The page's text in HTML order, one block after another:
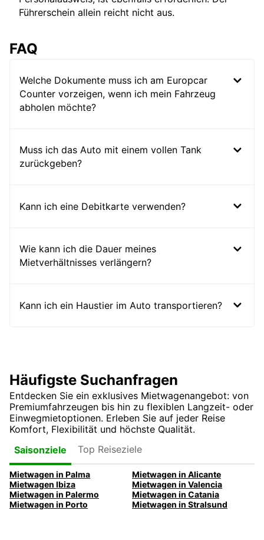
Führerschein allein reicht nicht aus.
FAQ
Welche Dokumente muss ich am Europcar
Counter vorzeigen, wenn ich mein Fahrzeug
abholen möchte?
Muss ich das Auto mit einem vollen Tank
zurückgeben?
Kann ich eine Debitkarte verwenden?
Wie kann ich die Dauer meines
Mietverhältnisses verlängern?
Kann ich ein Haustier im Auto transportieren?
Häufigste Suchanfragen
Entdecken Sie ein exklusives Mietwagenangebot: von
Premiumfahrzeugen bis hin zu flexiblen Langzeit- oder
Einwegmietoptionen. Erleben Sie auf jeder Reise
Komfort, Flexibilität und höchste Qualität.
Saisonziele
Top Reiseziele
Mietwagen in Palma
Mietwagen in Alicante
Mietwagen Ibiza
Mietwagen in Valencia
Mietwagen in Palermo
Mietwagen in Catania
Mietwagen in Porto
Mietwagen in Stralsund